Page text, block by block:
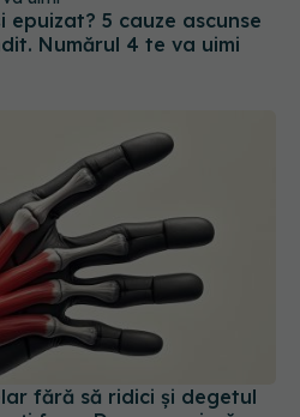
epuizat? 5 cauze ascunse
Numărul 4 te va uimi
fără să ridici și degetul